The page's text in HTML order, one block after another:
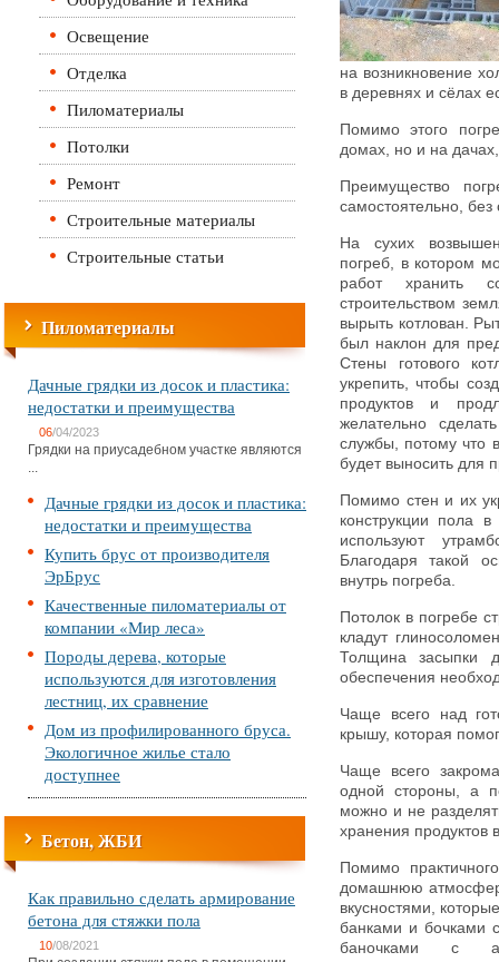
Освещение
Отделка
Пиломатериалы
Потолки
Ремонт
Строительные материалы
Строительные статьи
Пиломатериалы
Дачные грядки из досок и пластика:
недостатки и преимущества
06/04/2023
Грядки на приусадебном участке являются
...
Дачные грядки из досок и пластика:
недостатки и преимущества
Купить брус от производителя
ЭрБрус
Качественные пиломатериалы от
компании «Мир леса»
Породы дерева, которые
используются для изготовления
лестниц, их сравнение
Дом из профилированного бруса.
Экологичное жилье стало
доступнее
Бетон, ЖБИ
Как правильно сделать армирование
бетона для стяжки пола
10/08/2021
на возникновение
в деревнях и сёлах
Помимо этого
домах, но и на
Преимущество
самостоятельно,
На сухих
погреб, в котором
работ хранить
строительством
вырыть котлован.
был наклон для
Стены готового
укрепить, чтобы
продуктов и
желательно
службы, потому что
будет выносить для
Помимо стен и их
конструкции пола
используют
Благодаря такой
внутрь погреба.
Потолок в погребе
кладут
Толщина засыпки
обеспечения
Чаще всего над
крышу, которая
Чаще всего
одной стороны, а
можно и не
хранения продуктов
Помимо
домашнюю
вкусностями,
банками и бочками
баночками с